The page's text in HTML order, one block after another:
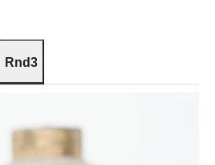
Rnd3